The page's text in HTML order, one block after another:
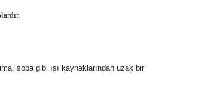
soba gibi ısı kaynaklarından uzak bir